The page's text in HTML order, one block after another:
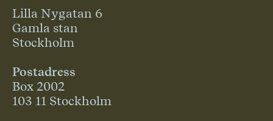
Lilla Nygatan 6
Gamla stan
Stockholm
Postadress
Box 2002
103 11 Stockholm